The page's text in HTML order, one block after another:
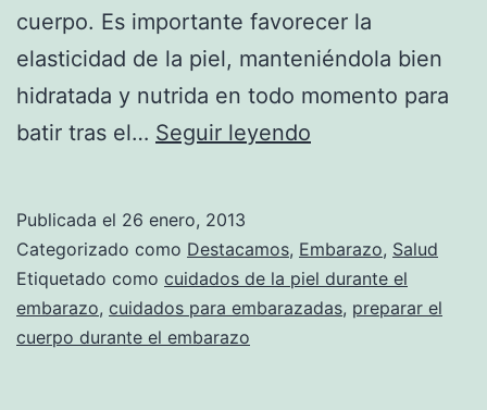
cuerpo. Es importante favorecer la
elasticidad de la piel, manteniéndola bien
hidratada y nutrida en todo momento para
batir tras el… Seguir leyendo
del
abdomen
y
Publicada el 26 enero, 2013
Categorizado como Destacamos, Embarazo, Salud
Etiquetado como cuidados de la piel durante el
embarazo, cuidados para embarazadas, preparar el
cuerpo durante el embarazo